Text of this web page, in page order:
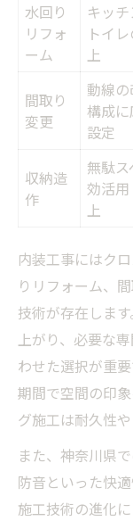
内装
快適
内装
職業
暮ら
住環境改
住環
内装
リフォ
快適さ
内装工
エコに配
エコ
環境に
エコ
内装工
水回り
リフォ
ーム
キッチ
トイ
上
間取り
変更
動線
構成
設定
収納造
作
無駄
効活
上
内装工事にはク
りリフォーム、
技術が存在しま
上がり、必要な
わせた選択が重
期間で空間の印
グ施工は耐久性
また、神奈川県
防音といった快
施工技術の進化